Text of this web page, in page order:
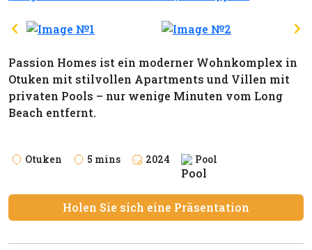
Passion Homes ist ein moderner Wohnkomplex in
Otuken mit stilvollen Apartments und Villen mit
privaten Pools – nur wenige Minuten vom Long
Beach entfernt.
Otuken 5 mins 2024 Pool
Holen Sie sich eine Präsentation